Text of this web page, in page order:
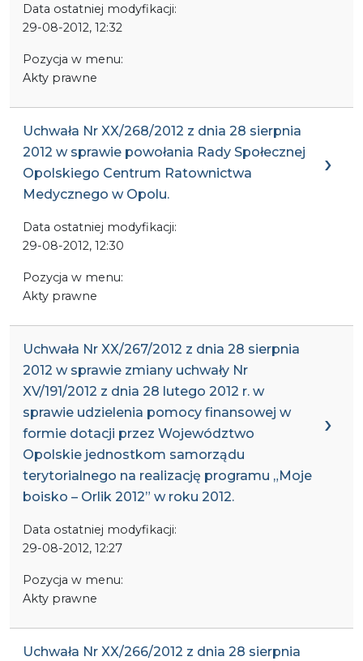
Data ostatniej modyfikacji:
29-08-2012, 12:32
Pozycja w menu:
Akty prawne
Uchwała Nr XX/268/2012 z dnia 28 sierpnia
2012 w sprawie powołania Rady Społecznej
Opolskiego Centrum Ratownictwa
Medycznego w Opolu.
Data ostatniej modyfikacji:
29-08-2012, 12:30
Pozycja w menu:
Akty prawne
Uchwała Nr XX/267/2012 z dnia 28 sierpnia
2012 w sprawie zmiany uchwały Nr
XV/191/2012 z dnia 28 lutego 2012 r. w
sprawie udzielenia pomocy finansowej w
formie dotacji przez Województwo
Opolskie jednostkom samorządu
terytorialnego na realizację programu „Moje
boisko – Orlik 2012” w roku 2012.
Data ostatniej modyfikacji:
29-08-2012, 12:27
Pozycja w menu:
Akty prawne
Uchwała Nr XX/266/2012 z dnia 28 sierpnia